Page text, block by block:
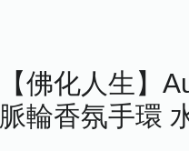
【佛化人生】
脈輪香氛手環